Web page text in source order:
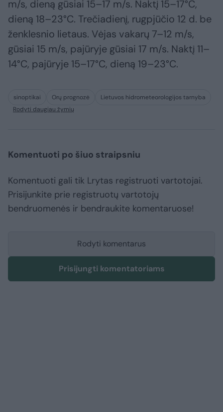
m/s, dieną gūsiai 15–17 m/s. Naktį 15–17°C,
dieną 18–23°C. Trečiadienį, rugpjūčio 12 d. be
ženklesnio lietaus. Vėjas vakarų 7–12 m/s,
gūsiai 15 m/s, pajūryje gūsiai 17 m/s. Naktį 11–
14°C, pajūryje 15–17°C, dieną 19–23°C.
sinoptikai Orų prognozė
Lietuvos hidrometeorologijos tarnyba
Rodyti daugiau žymių
Komentuoti po šiuo straipsniu
Komentuoti gali tik Lrytas registruoti vartotojai.
Prisijunkite prie registruotų vartotojų
bendruomenės ir bendraukite komentaruose!
Rodyti komentarus
Prisijungti komentatoriams